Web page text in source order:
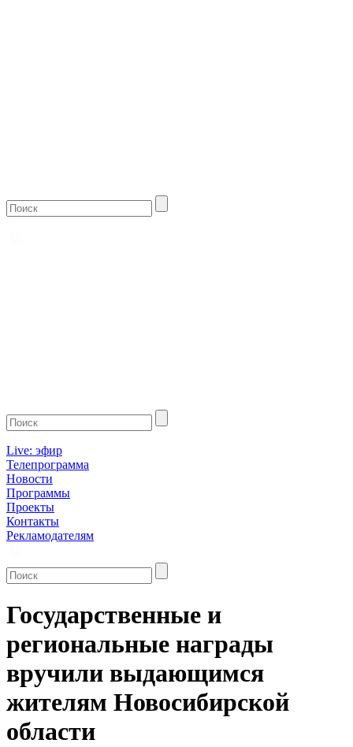
Live: эфир
Телепрограмма
Новости
Программы
Проекты
Контакты
Рекламодателям
Государственные и
региональные награды
вручили выдающимся
жителям Новосибирской
области